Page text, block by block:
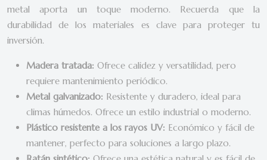
metal aporta un toque moderno. Recuerda que la
durabilidad de los materiales es clave para proteger tu
inversión.
Madera tratada: Ofrece calidez y versatilidad, pero
requiere mantenimiento periódico.
Metal galvanizado: Resistente y duradero, ideal para
climas húmedos. Ofrece un estilo industrial o moderno.
Plástico resistente a los rayos UV: Económico y fácil de
mantener, perfecto para soluciones a largo plazo.